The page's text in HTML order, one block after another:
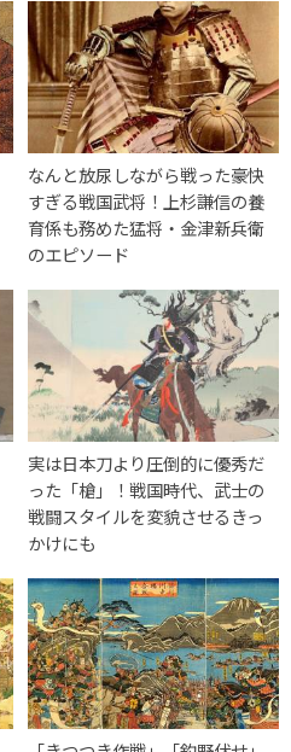
なんと放尿しながら戦った豪快
すぎる戦国武将！上杉謙信の養
育係も務めた猛将・金津新兵衛
のエピソード
実は日本刀より圧倒的に優秀だ
った「槍」！戦国時代、武士の
戦闘スタイルを変貌させるきっ
かけにも